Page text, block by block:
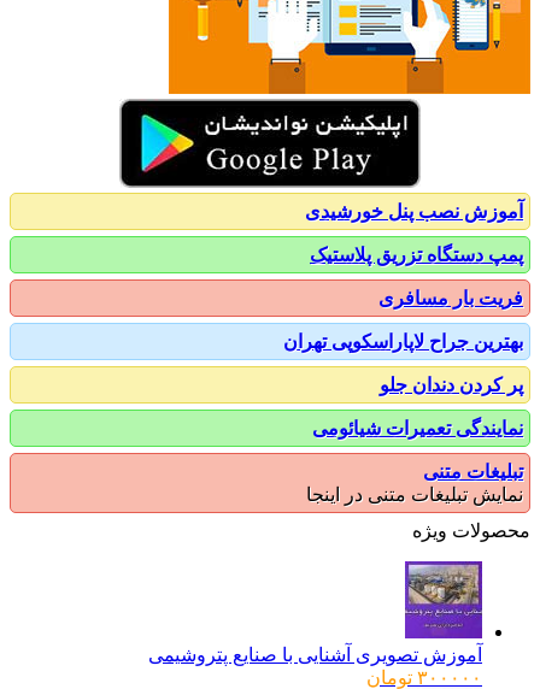
نصب پنل خورشیدی
دستگاه تزریق پلاستیک
بار مسافری
جراح لاپاراسکوپی تهران
دندان جلو
تعمیرات شیائومی
متنی
تبلیغات متنی در اینجا
ویژه
آموزش تصویری آشنایی با صنایع پتروشیمی
۳۰۰۰۰۰ تومان